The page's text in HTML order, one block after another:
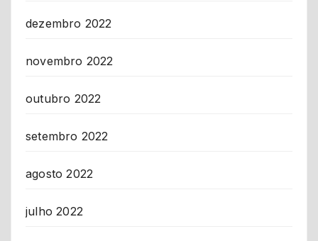
dezembro 2022
novembro 2022
outubro 2022
setembro 2022
agosto 2022
julho 2022